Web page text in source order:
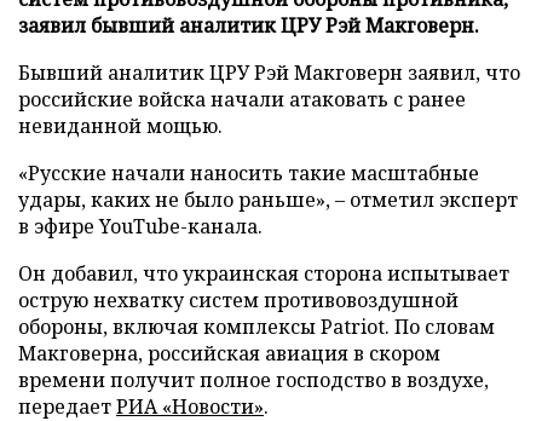
заявил бывший аналитик ЦРУ Рэй Макговерн.
Бывший аналитик ЦРУ Рэй Макговерн заявил, что
российские войска начали атаковать с ранее
невиданной мощью.
«Русские начали наносить такие масштабные
удары, каких не было раньше», – отметил эксперт
в эфире YouTube-канала.
Он добавил, что украинская сторона испытывает
острую нехватку систем противовоздушной
обороны, включая комплексы Patriot. По словам
Макговерна, российская авиация в скором
времени получит полное господство в воздухе,
передаетРИА «Новости».